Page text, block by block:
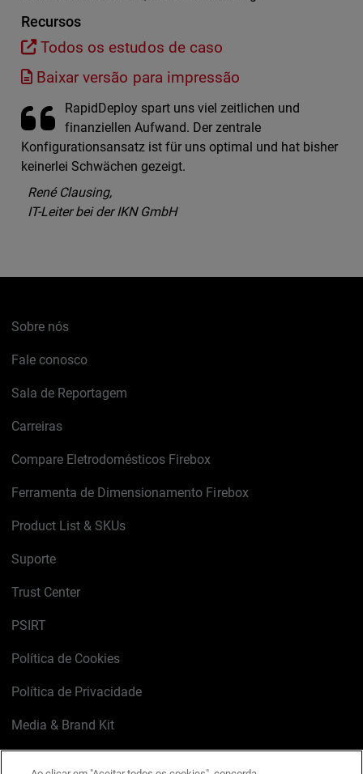
Recursos
Todos os estudos de caso
Baixar versão para impressão
RapidDeploy spart uns viel zeitlichen und
finanziellen Aufwand. Der zentrale
Konfigurationsansatz ist für uns optimal und hat bisher
keinerlei Schwächen gezeigt.
René Clausing,
IT-Leiter bei der IKN GmbH
Sobre nós
Fale conosco
Sala de Reportagem
Carreiras
Compare Eletrodomésticos Firebox
Ferramenta de Dimensionamento Firebox
Product List & SKUs
Suporte
Trust Center
PSIRT
Política de Cookies
Política de Privacidade
Media & Brand Kit